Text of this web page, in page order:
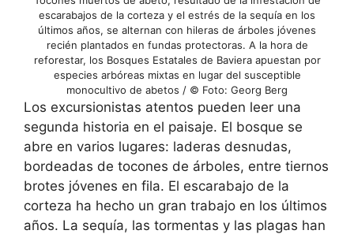
escarabajos de la corteza y el estrés de la sequía en los
últimos años, se alternan con hileras de árboles jóvenes
recién plantados en fundas protectoras. A la hora de
reforestar, los Bosques Estatales de Baviera apuestan por
especies arbóreas mixtas en lugar del susceptible
monocultivo de abetos / © Foto: Georg Berg
Los excursionistas atentos pueden leer una
segunda historia en el paisaje. El bosque se
abre en varios lugares: laderas desnudas,
bordeadas de tocones de árboles, entre tiernos
brotes jóvenes en fila. El escarabajo de la
corteza ha hecho un gran trabajo en los últimos
años. La sequía, las tormentas y las plagas han